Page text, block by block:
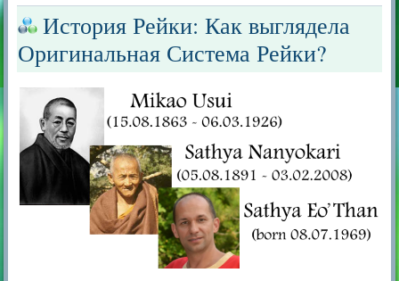
История Рейки: Как выглядела
Оригинальная Система Рейки?